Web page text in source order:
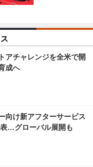
アチャレンジを全米で開
成へ
向け新アフターサービス
…グローバル展開も